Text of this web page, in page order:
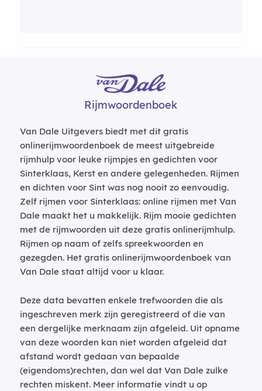
Rijmwoordenboek
Van Dale Uitgevers biedt met dit gratis
onlinerijmwoordenboek de meest uitgebreide
rijmhulp voor leuke rijmpjes en gedichten voor
Sinterklaas, Kerst en andere gelegenheden. Rijmen
en dichten voor Sint was nog nooit zo eenvoudig.
Zelf rijmen voor Sinterklaas: online rijmen met Van
Dale maakt het u makkelijk. Rijm mooie gedichten
met de rijmwoorden uit deze gratis onlinerijmhulp.
Rijmen op naam of zelfs spreekwoorden en
gezegden. Het gratis onlinerijmwoordenboek van
Van Dale staat altijd voor u klaar.
Deze data bevatten enkele trefwoorden die als
ingeschreven merk zijn geregistreerd of die van
een dergelijke merknaam zijn afgeleid. Uit opname
van deze woorden kan niet worden afgeleid dat
afstand wordt gedaan van bepaalde
(eigendoms)rechten, dan wel dat Van Dale zulke
rechten miskent. Meer informatie vindt u op